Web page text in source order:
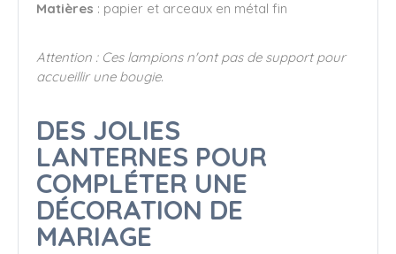
Matières : papier et arceaux en métal fin
Attention : Ces lampions n'ont pas de support pour
accueillir une bougie.
DES JOLIES
LANTERNES POUR
COMPLÉTER UNE
DÉCORATION DE
MARIAGE